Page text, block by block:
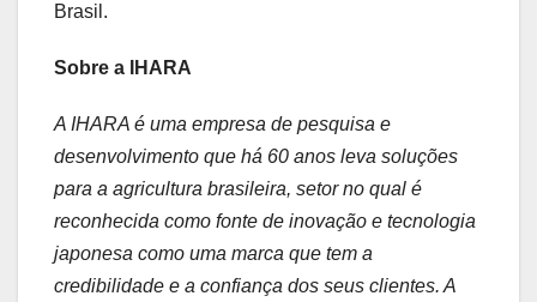
Brasil.
Sobre a IHARA
A IHARA é uma empresa de pesquisa e
desenvolvimento que há 60 anos leva soluções
para a agricultura brasileira, setor no qual é
reconhecida como fonte de inovação e tecnologia
japonesa como uma marca que tem a
credibilidade e a confiança dos seus clientes. A